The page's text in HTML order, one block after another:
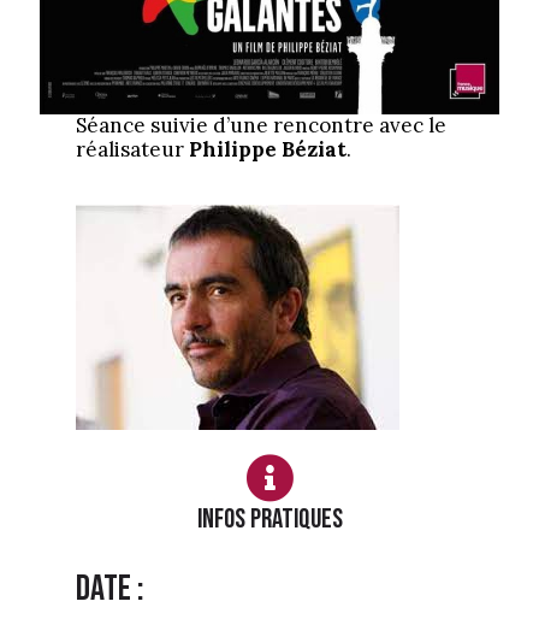
Séance suivie d’une rencontre avec le
réalisateur Philippe Béziat.
Infos PRATIQUES
Date :